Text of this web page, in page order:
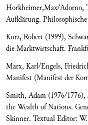
Horkheimer,Max/Adorno,
Aufklärung.
Kurz, Robert (1999),
die Marktwirtschaft.
Marx, Karl/Engels,
Manifest (Manifest der
Smith, Adam (1976/
the Wealth of Nations.
Skinner. Textual Editor: